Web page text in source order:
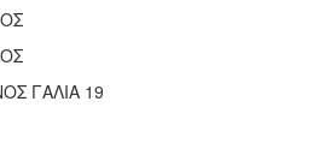
ΓΑΛΙΑ 19